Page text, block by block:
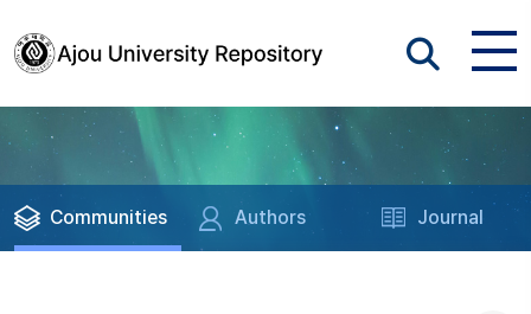
Communities Authors Journal